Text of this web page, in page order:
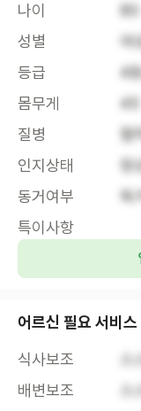
나이
80
성별
여성
등급
4
몸무게
45
질병
협
인지상태
동거여부
독
특이사항
어르신 필요 서비스
식사보조
배변보조